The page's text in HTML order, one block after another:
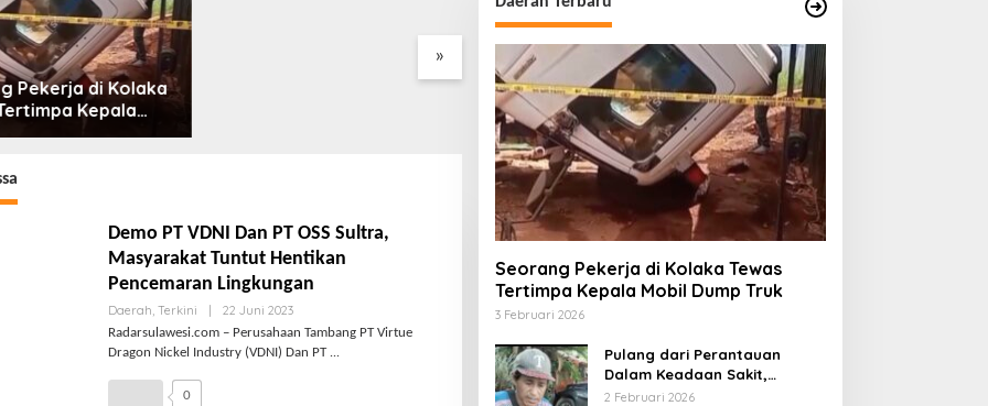
»
Demo PT VDNI Dan PT OSS Sultra,
Masyarakat Tuntut Hentikan
Pencemaran Lingkungan
Daerah Terkini | 22 Juni 2023
Radarsulawesi.com – Perusahaan Tambang PT Virtue
Dragon Nickel Industry (VDNI) Dan PT
0
Seorang Pekerja di Kolaka Tewas
Tertimpa Kepala Mobil Dump Truk
3 Februari 2026
Pulang dari Perantauan
Dalam Keadaan Sakit,
Seorang Pria di Kolaka
2 Februari 2026